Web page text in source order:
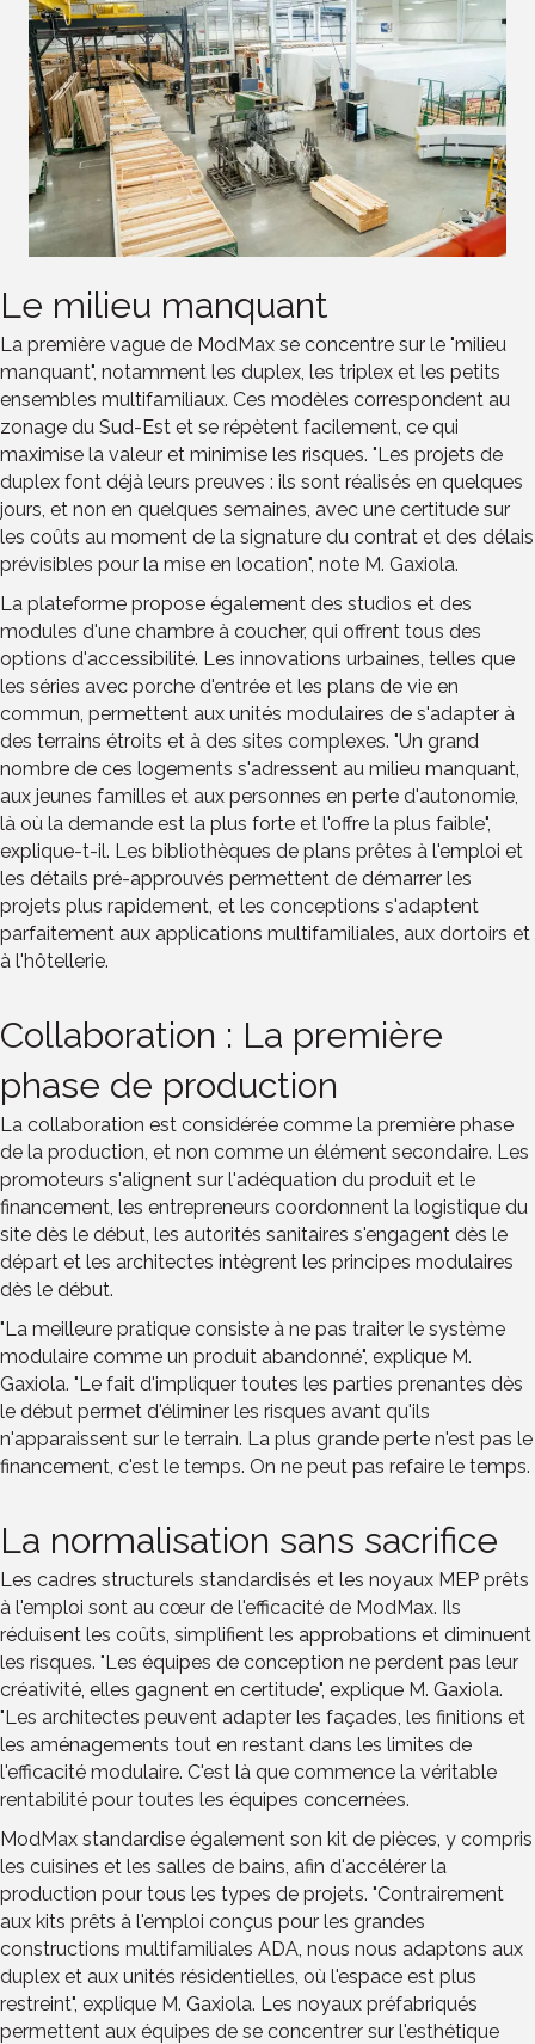
Le milieu manquant
La première vague de ModMax se concentre sur le "milieu
manquant", notamment les duplex, les triplex et les petits
ensembles multifamiliaux. Ces modèles correspondent au
zonage du Sud-Est et se répètent facilement, ce qui
maximise la valeur et minimise les risques. "Les projets de
duplex font déjà leurs preuves : ils sont réalisés en quelques
jours, et non en quelques semaines, avec une certitude sur
les coûts au moment de la signature du contrat et des délais
prévisibles pour la mise en location", note M. Gaxiola.
La plateforme propose également des studios et des
modules d'une chambre à coucher, qui offrent tous des
options d'accessibilité. Les innovations urbaines, telles que
les séries avec porche d'entrée et les plans de vie en
commun, permettent aux unités modulaires de s'adapter à
des terrains étroits et à des sites complexes. "Un grand
nombre de ces logements s'adressent au milieu manquant,
aux jeunes familles et aux personnes en perte d'autonomie,
là où la demande est la plus forte et l'offre la plus faible",
explique-t-il. Les bibliothèques de plans prêtes à l'emploi et
les détails pré-approuvés permettent de démarrer les
projets plus rapidement, et les conceptions s'adaptent
parfaitement aux applications multifamiliales, aux dortoirs et
à l'hôtellerie.
Collaboration : La première
phase de production
La collaboration est considérée comme la première phase
de la production, et non comme un élément secondaire. Les
promoteurs s'alignent sur l'adéquation du produit et le
financement, les entrepreneurs coordonnent la logistique du
site dès le début, les autorités sanitaires s'engagent dès le
départ et les architectes intègrent les principes modulaires
dès le début.
"La meilleure pratique consiste à ne pas traiter le système
modulaire comme un produit abandonné", explique M.
Gaxiola. "Le fait d'impliquer toutes les parties prenantes dès
le début permet d'éliminer les risques avant qu'ils
n'apparaissent sur le terrain. La plus grande perte n'est pas le
financement, c'est le temps. On ne peut pas refaire le temps.
La normalisation sans sacrifice
Les cadres structurels standardisés et les noyaux MEP prêts
à l'emploi sont au cœur de l'efficacité de ModMax. Ils
réduisent les coûts, simplifient les approbations et diminuent
les risques. "Les équipes de conception ne perdent pas leur
créativité, elles gagnent en certitude", explique M. Gaxiola.
"Les architectes peuvent adapter les façades, les finitions et
les aménagements tout en restant dans les limites de
l'efficacité modulaire. C'est là que commence la véritable
rentabilité pour toutes les équipes concernées.
ModMax standardise également son kit de pièces, y compris
les cuisines et les salles de bains, afin d'accélérer la
production pour tous les types de projets. "Contrairement
aux kits prêts à l'emploi conçus pour les grandes
constructions multifamiliales ADA, nous nous adaptons aux
duplex et aux unités résidentielles, où l'espace est plus
restreint", explique M. Gaxiola. Les noyaux préfabriqués
permettent aux équipes de se concentrer sur l'esthétique